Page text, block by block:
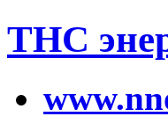
ТНС